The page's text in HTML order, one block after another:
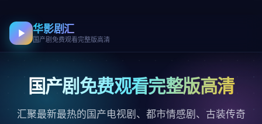
华影剧汇
国产剧免费观看完整版高清
国产剧免费观看完整版高清
汇聚最新最热的国产电视剧、都市情感剧、古装传奇